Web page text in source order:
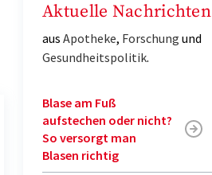
Aktuelle Nachrichten
aus Apotheke, Forschung und
Gesundheitspolitik.
Blase am Fuß
aufstechen oder nicht?
So versorgt man
Blasen richtig